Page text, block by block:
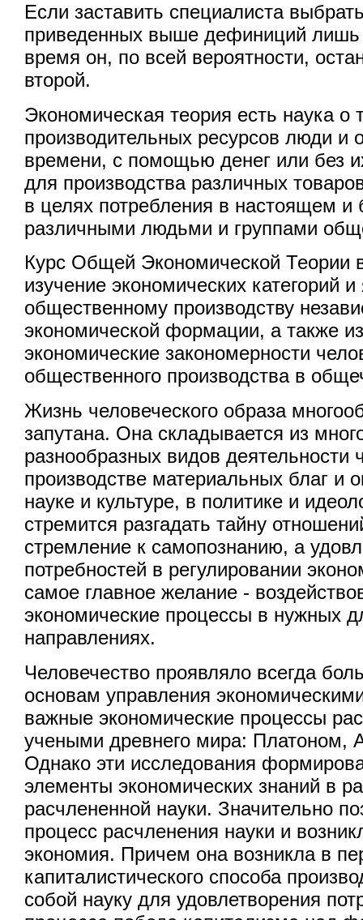
Если заставить специалиста
приведенных выше дефиниций лишь
время он, по всей вероятности,
второй.
Экономическая теория есть наука о
производительных ресурсов люди и
времени, с помощью денег или без
для производства различных
в целях потребления в настоящем
различными людьми и группами
Курс Общей Экономической Теории
изучение экономических категорий
общественному производству
экономической формации, а также
экономические закономерности
общественного производства в
Жизнь человеческого образа
запутана. Она складывается из
разнообразных видов деятельности
производстве материальных благ и
науке и культуре, в политике и
стремится разгадать тайну
стремление к самопознанию, а
потребностей в регулировании
самое главное желание -
экономические процессы в нужных
направлениях.
Человечество проявляло всегда
основам управления
важные экономические процессы
учеными древнего мира: Платоном,
Однако эти исследования
элементы экономических знаний в
расчлененной науки. Значительно
процесс расчленения науки и
экономия. Причем она возникла в
капиталистического способа
собой науку для удовлетворения